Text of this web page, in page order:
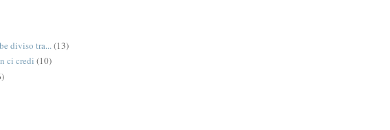
diviso tra...(13)
ci credi (10)